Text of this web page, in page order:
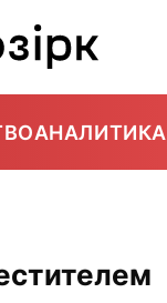
АНАЛИТИКА